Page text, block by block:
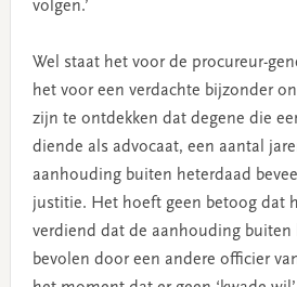
volgen.’
Wel staat het voor de procureur-
het voor een verdachte bijzonder
zijn te ontdekken dat degene die
diende als advocaat, een aantal
aanhouding buiten heterdaad
justitie. Het hoeft geen betoog dat
verdiend dat de aanhouding buiten
bevolen door een andere officier